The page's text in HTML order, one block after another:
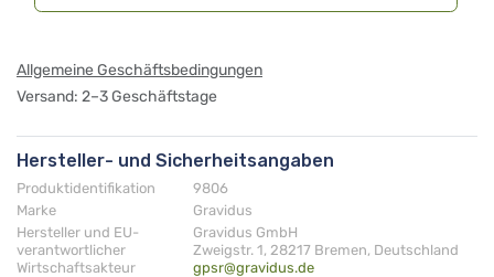
Allgemeine Geschäftsbedingungen
Versand: 2–3 Geschäftstage
Hersteller- und Sicherheitsangaben
Produktidentifikation
9806
Marke
Gravidus
Hersteller und EU-
verantwortlicher
Wirtschaftsakteur
Gravidus GmbH
Zweigstr. 1, 28217 Bremen, Deutschland
gpsr@gravidus.de